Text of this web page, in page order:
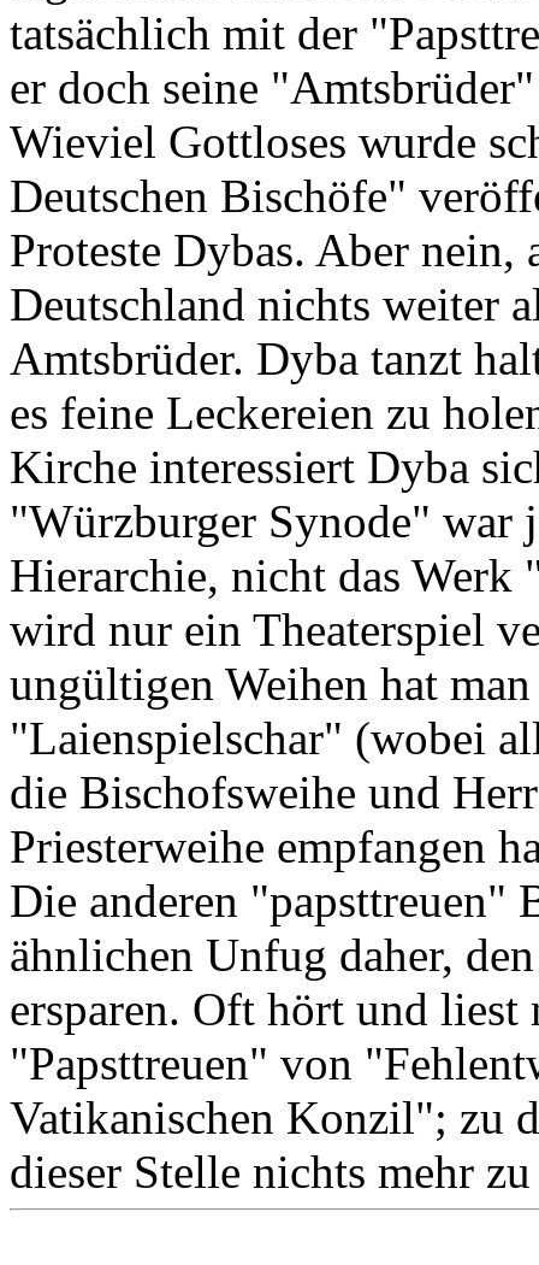
tatsächlich mit der
er doch seine
Wieviel Gottloses wurde
Deutschen Bischöfe"
Proteste Dybas. Aber
Deutschland nichts weiter
Amtsbrüder. Dyba tanzt
es feine Leckereien zu
Kirche interessiert Dyba
"Würzburger Synode" war
Hierarchie, nicht das
wird nur ein Theaterspiel
ungültigen Weihen hat
"Laienspielschar" (wobei
die Bischofsweihe und
Priesterweihe empfangen
Die anderen "papsttreuen"
ähnlichen Unfug daher,
ersparen. Oft hört und liest
"Papsttreuen" von
Vatikanischen Konzil"; zu
dieser Stelle nichts mehr